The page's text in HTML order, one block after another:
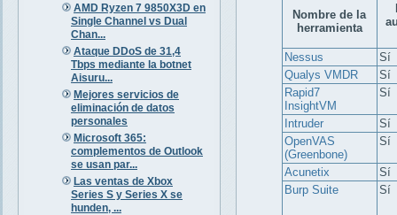
AMD Ryzen 7 9850X3D en
Single Channel vs Dual
Chan...
Ataque DDoS de 31,4
Tbps mediante la botnet
Aisuru...
Mejores servicios de
eliminación de datos
personales
Microsoft 365:
complementos de Outlook
se usan par...
Las ventas de Xbox
Series S y Series X se
hunden, ...
Nombre de la
herramienta
Nessus
Sí
Qualys VMDR
Sí
Rapid7
InsightVM
Sí
Intruder
Sí
OpenVAS
(Greenbone)
Sí
Acunetix
Sí
Burp Suite
Sí